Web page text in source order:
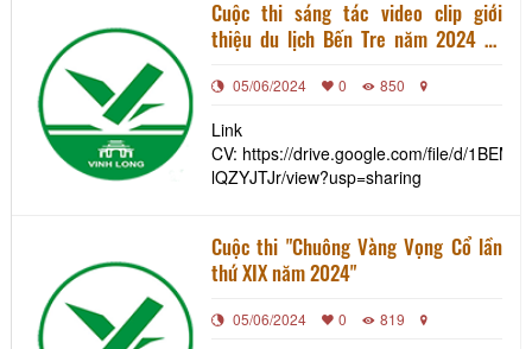
Cuộc thi sáng tác video clip giới
thiệu du lịch Bến Tre năm 2024 và
2024 trên Ứng dụng du lịch thông
minh Bến Tre (App BenTre Tourism)
05/06/2024 0 850
Link
CV: https://drive.google.com/file/d/
lQZYJTJr/view?usp=sharing
Cuộc thi "Chuông Vàng Vọng Cổ lần
thứ XIX năm 2024"
05/06/2024 0 819